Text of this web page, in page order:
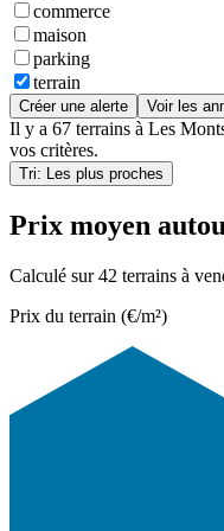
commerce
maison
parking
terrain
Créer une alerte Voir les
Il y a 67 terrains à Les
vos critères.
Tri: Les plus proches
Prix moyen
Calculé sur 42 terrains à
Prix du terrain (€/m²)